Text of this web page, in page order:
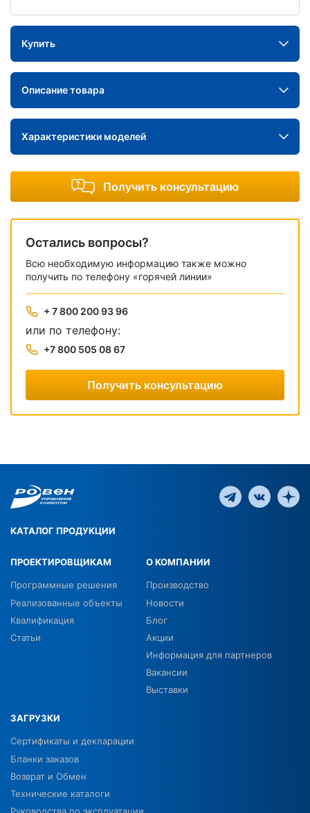
Купить
Описание товара
Характеристики моделей
Получить консультацию
Остались вопросы?
Всю необходимую информацию также можно
получить по телефону «горячей линии»
+ 7 800 200 93 96
или по телефону:
+7 800 505 08 67
Получить консультацию
КАТАЛОГ ПРОДУКЦИИ
ПРОЕКТИРОВЩИКАМ
Программные решения
Реализованные объекты
Квалификация
Статьи
О КОМПАНИИ
Производство
Новости
Блог
Акции
Информация для партнеров
Вакансии
Выставки
ЗАГРУЗКИ
Сертификаты и декларации
Бланки заказов
Возврат и Обмен
Технические каталоги